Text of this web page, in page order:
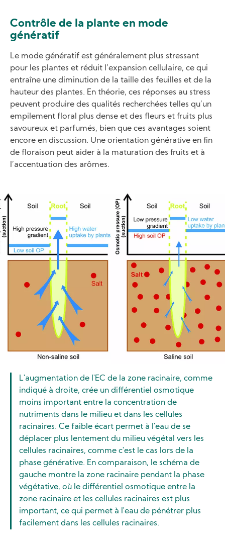
Contrôle de la plante en mode
génératif
Le mode génératif est généralement plus stressant
pour les plantes et réduit l’expansion cellulaire, ce qui
entraîne une diminution de la taille des feuilles et de la
hauteur des plantes. En théorie, ces réponses au stress
peuvent produire des qualités recherchées telles qu’un
empilement floral plus dense et des fleurs et fruits plus
savoureux et parfumés, bien que ces avantages soient
encore en discussion. Une orientation générative en fin
de floraison peut aider à la maturation des fruits et à
l’accentuation des arômes.
Image
L'augmentation de I'EC de la zone racinaire, comme
indiqué à droite, crée un différentiel osmotique
moins important entre la concentration de
nutriments dans le milieu et dans les cellules
racinaires. Ce faible écart permet à l'eau de se
déplacer plus lentement du milieu végétal vers les
cellules racinaires, comme c'est le cas lors de la
phase générative. En comparaison, le schéma de
gauche montre la zone racinaire pendant la phase
végétative, où le différentiel osmotique entre la
zone racinaire et les cellules racinaires est plus
important, ce qui permet à l'eau de pénétrer plus
facilement dans les cellules racinaires.